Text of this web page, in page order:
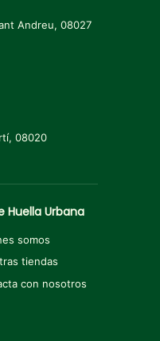
Andreu, 08027
08020
Huella Urbana
somos
tiendas
con nosotros